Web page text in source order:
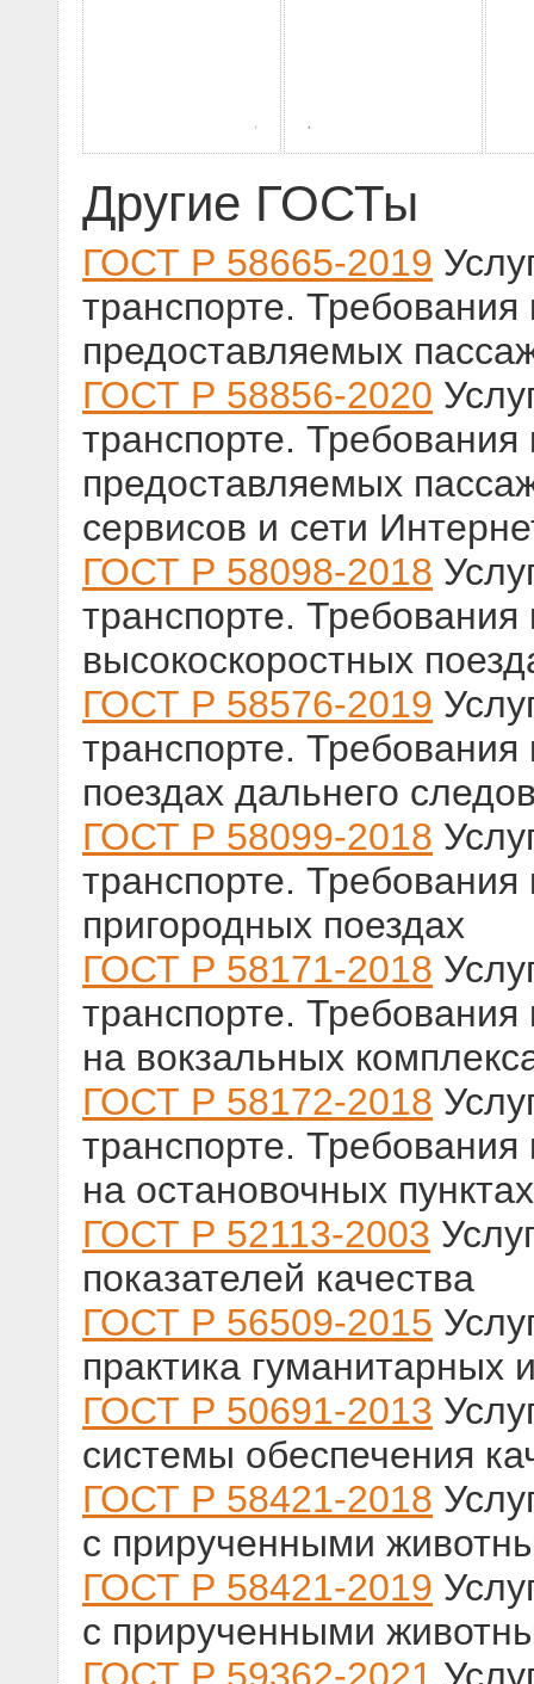
Другие ГОСТы
ГОСТ Р 58665-2019
транспорте. Требования
предоставляемых
ГОСТ Р 58856-2020
транспорте. Требования
предоставляемых
сервисов и сети
ГОСТ Р 58098-2018
транспорте.
высокоскоростных
ГОСТ Р 58576-2019
транспорте.
поездах дальнего
ГОСТ Р 58099-2018
транспорте.
пригородных поездах
ГОСТ Р 58171-2018
транспорте.
на вокзальных
ГОСТ Р 58172-2018
транспорте.
на остановочных пунктах
ГОСТ Р 52113-2003
показателей качества
ГОСТ Р 56509-2015
практика гуманитарных
ГОСТ Р 50691-2013
системы обеспечения
ГОСТ Р 58421-2018
с прирученными
ГОСТ Р 58421-2019
с прирученными